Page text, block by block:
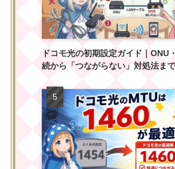
ドコモ光の初期設定ガイド｜ONU
続から「つながらない」対処法まで